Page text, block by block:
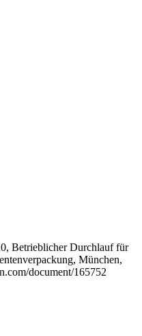
Betrieblicher Durchlauf für
München,
document/165752